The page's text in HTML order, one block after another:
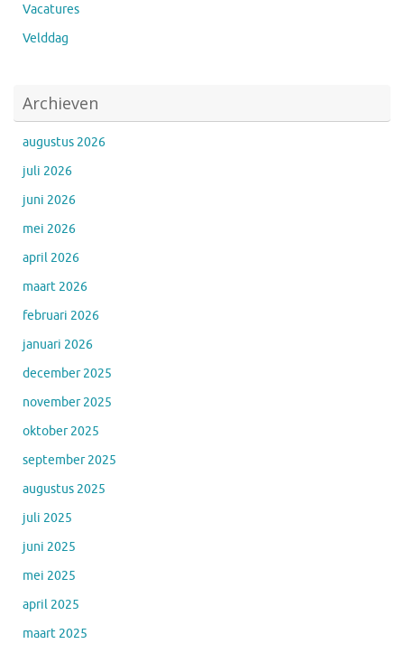
Vacatures
Velddag
Archieven
augustus 2026
juli 2026
juni 2026
mei 2026
april 2026
maart 2026
februari 2026
januari 2026
december 2025
november 2025
oktober 2025
september 2025
augustus 2025
juli 2025
juni 2025
mei 2025
april 2025
maart 2025